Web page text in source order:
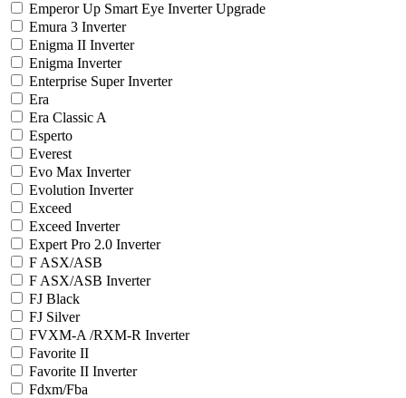
Emperor Up Smart Eye Inverter Upgrade
Emura 3 Inverter
Enigma II Inverter
Enigma Inverter
Enterprise Super Inverter
Era
Era Classic A
Esperto
Everest
Evo Max Inverter
Evolution Inverter
Exceed
Exceed Inverter
Expert Pro 2.0 Inverter
F ASX/ASB
F ASX/ASB Inverter
FJ Black
FJ Silver
FVXM-A /RXM-R Inverter
Favorite II
Favorite II Inverter
Fdxm/Fba